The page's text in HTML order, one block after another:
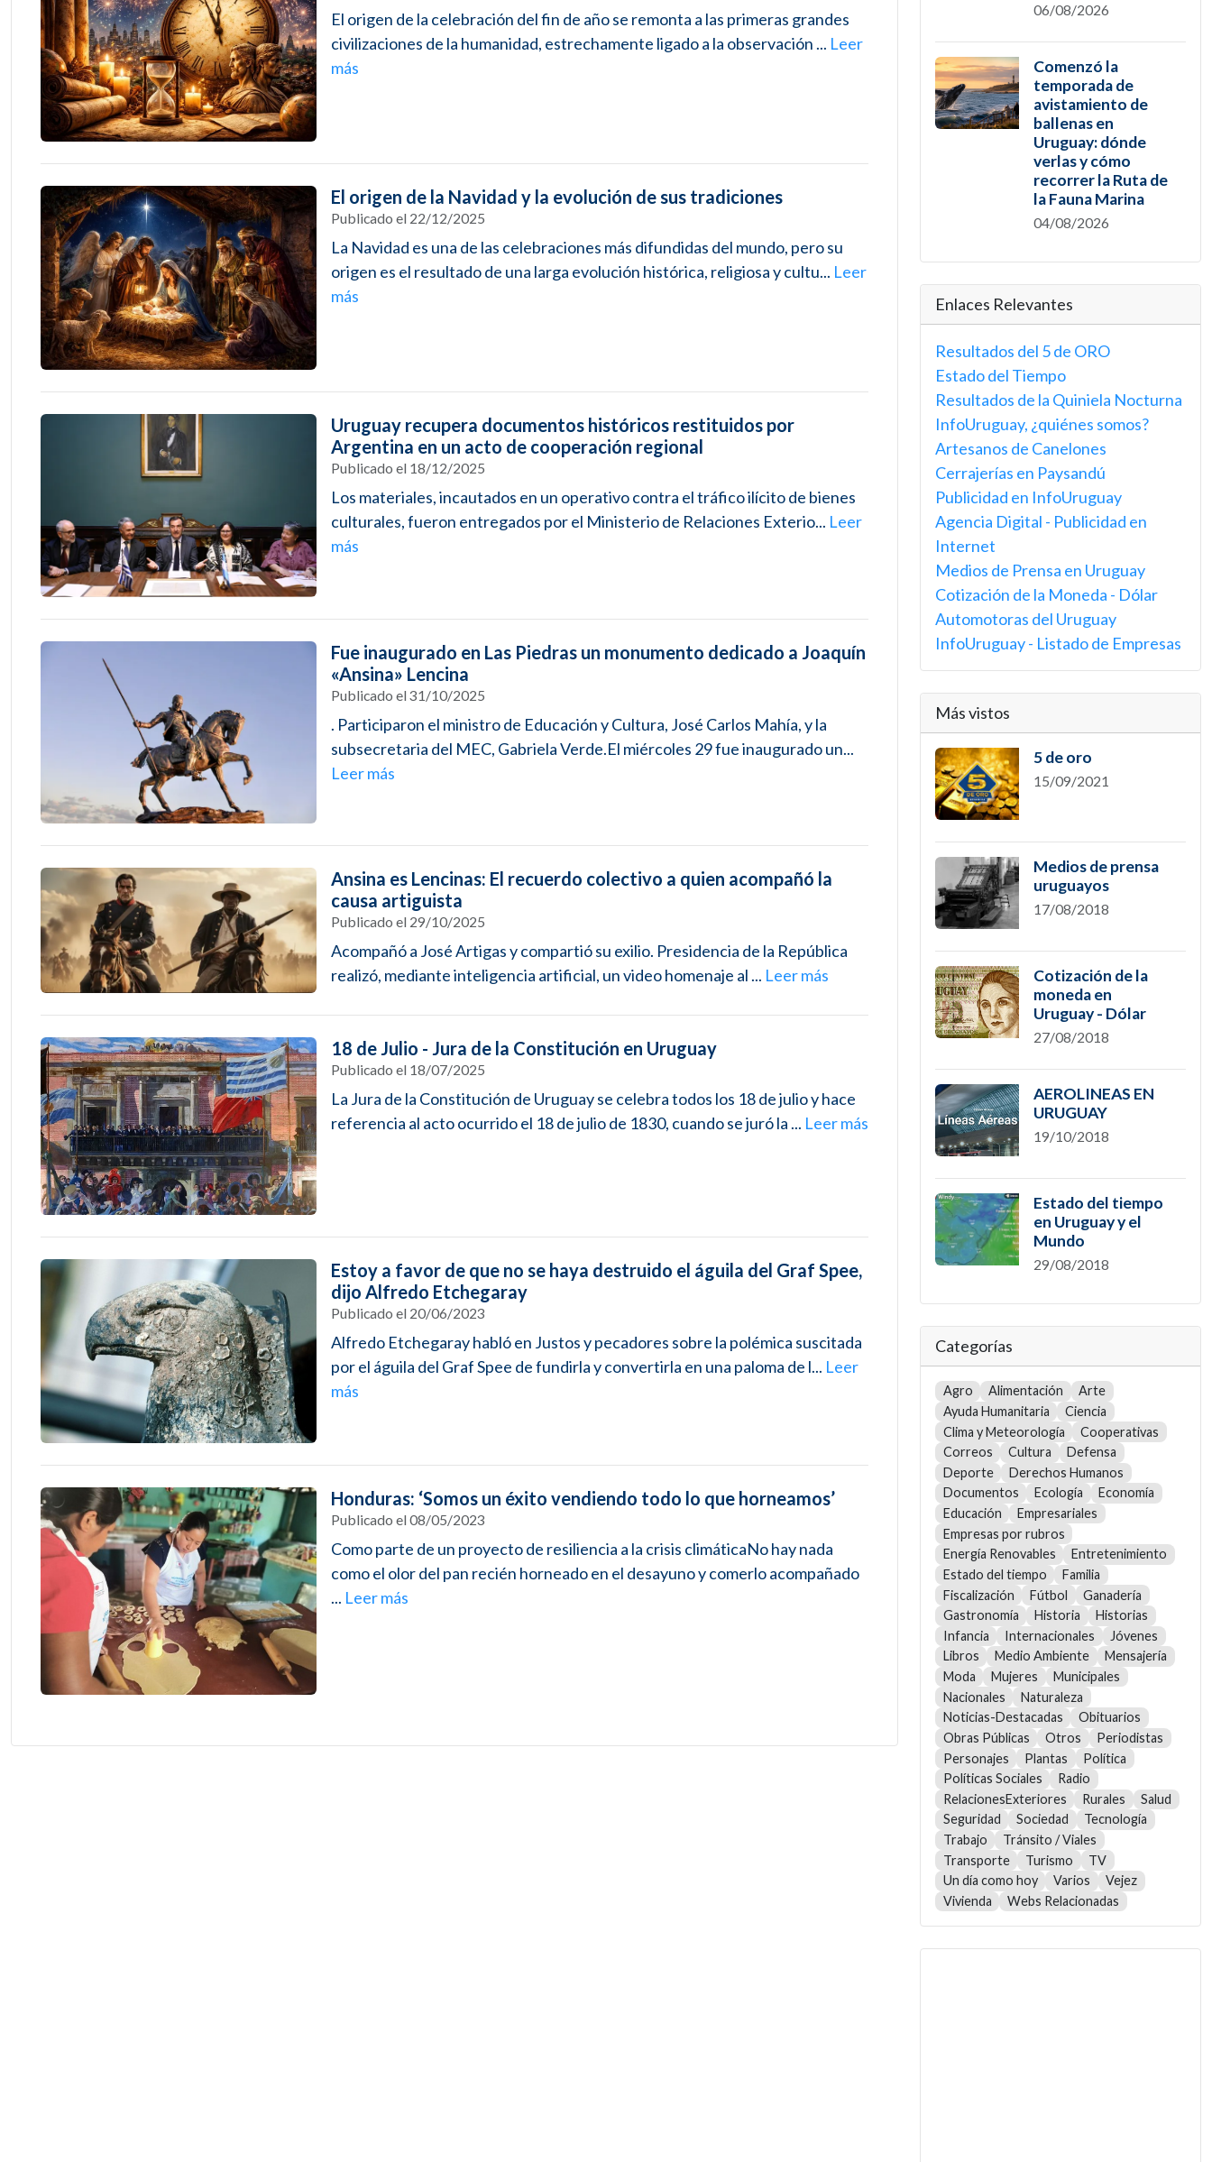
El origen de la celebración del fin de año se remonta a las primeras grandes
civilizaciones de la humanidad, estrechamente ligado a la observación ... Leer
más
El origen de la Navidad y la evolución de sus tradiciones
Publicado el 22/12/2025
La Navidad es una de las celebraciones más difundidas del mundo, pero su
origen es el resultado de una larga evolución histórica, religiosa y cultu... Leer
más
Uruguay recupera documentos históricos restituidos por
Argentina en un acto de cooperación regional
Publicado el 18/12/2025
Los materiales, incautados en un operativo contra el tráfico ilícito de bienes
culturales, fueron entregados por el Ministerio de Relaciones Exterio... Leer
más
Fue inaugurado en Las Piedras un monumento dedicado a Joaquín
«Ansina» Lencina
Publicado el 31/10/2025
. Participaron el ministro de Educación y Cultura, José Carlos Mahía, y la
subsecretaria del MEC, Gabriela Verde.El miércoles 29 fue inaugurado un...
Leer más
Ansina es Lencinas: El recuerdo colectivo a quien acompañó la
causa artiguista
Publicado el 29/10/2025
Acompañó a José Artigas y compartió su exilio. Presidencia de la República
realizó, mediante inteligencia artificial, un video homenaje al ... Leer más
18 de Julio - Jura de la Constitución en Uruguay
Publicado el 18/07/2025
La Jura de la Constitución de Uruguay se celebra todos los 18 de julio y hace
referencia al acto ocurrido el 18 de julio de 1830, cuando se juró la ... Leer más
Estoy a favor de que no se haya destruido el águila del Graf Spee,
dijo Alfredo Etchegaray
Publicado el 20/06/2023
Alfredo Etchegaray habló en Justos y pecadores sobre la polémica suscitada
por el águila del Graf Spee de fundirla y convertirla en una paloma de l... Leer
más
Honduras: ‘Somos un éxito vendiendo todo lo que horneamos’
Publicado el 08/05/2023
Como parte de un proyecto de resiliencia a la crisis climáticaNo hay nada
como el olor del pan recién horneado en el desayuno y comerlo acompañado
... Leer más
06/08/2026
Comenzó la
temporada de
avistamiento de
ballenas en
Uruguay: dónde
verlas y cómo
recorrer la Ruta de
la Fauna Marina
04/08/2026
Enlaces Relevantes
Resultados del 5 de ORO
Estado del Tiempo
Resultados de la Quiniela Nocturna
InfoUruguay, ¿quiénes somos?
Artesanos de Canelones
Cerrajerías en Paysandú
Publicidad en InfoUruguay
Agencia Digital - Publicidad en
Internet
Medios de Prensa en Uruguay
Cotización de la Moneda - Dólar
Automotoras del Uruguay
InfoUruguay - Listado de Empresas
Más vistos
5 de oro
15/09/2021
Medios de prensa
uruguayos
17/08/2018
Cotización de la
moneda en
Uruguay - Dólar
27/08/2018
AEROLINEAS EN
URUGUAY
19/10/2018
Estado del tiempo
en Uruguay y el
Mundo
29/08/2018
Categorías
Agro Alimentación
Arte
Ayuda Humanitaria
Ciencia
Clima y Meteorología
Cooperativas
Correos
Cultura
Defensa
Deporte
Derechos Humanos
Documentos
Ecología
Economía
Educación
Empresariales
Empresas por rubros
Energía Renovables
Entretenimiento
Estado del tiempo
Familia
Fiscalización
Fútbol
Ganadería
Gastronomía
Historia
Historias
Infancia
Internacionales
Jóvenes
Libros
Medio Ambiente
Mensajería
Moda
Mujeres
Municipales
Nacionales
Naturaleza
Noticias-Destacadas
Obituarios
Obras Públicas
Otros
Periodistas
Personajes
Plantas
Política
Políticas Sociales
Radio
RelacionesExteriores
Rurales
Salud
Seguridad
Sociedad
Tecnología
Trabajo
Tránsito / Viales
Transporte
Turismo
TV
Un día como hoy
Varios
Vejez
Vivienda
Webs Relacionadas